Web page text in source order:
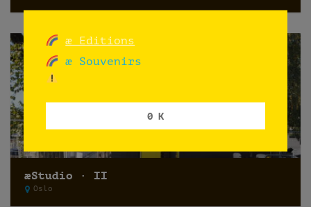
æStudio · II
Oslo
æ Editions
æ Souvenirs
0 K